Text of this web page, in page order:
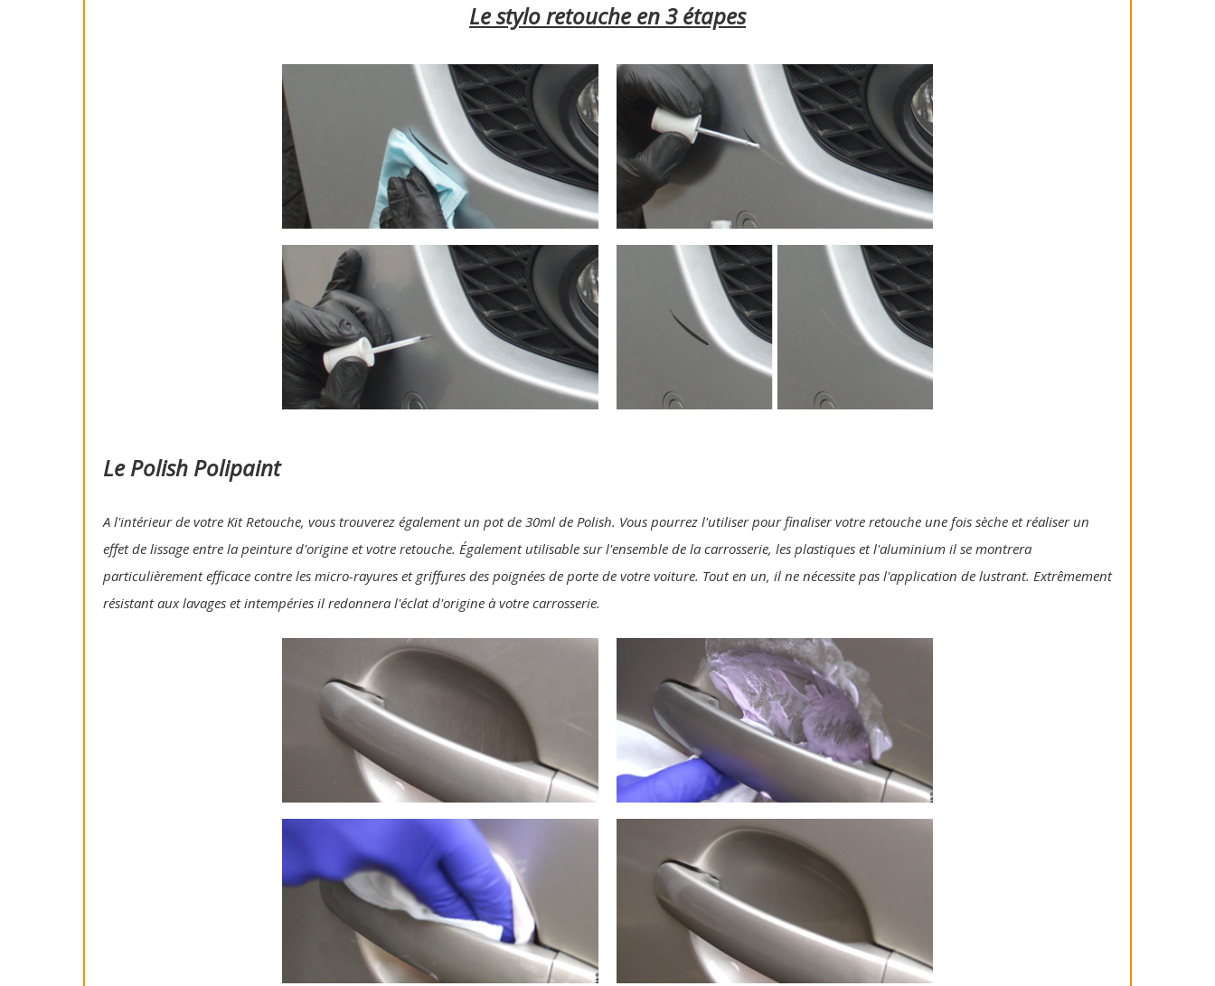
Le stylo retouche en 3 étapes
Le Polish Polipaint
A l'intérieur de votre Kit Retouche, vous trouverez également un pot de 30ml de Polish. Vous pourrez l'utiliser pour finaliser votre retouche une fois sèche et réaliser un
effet de lissage entre la peinture d'origine et votre retouche. Également utilisable sur l'ensemble de la carrosserie, les plastiques et l'aluminium il se montrera
particulièrement efficace contre les micro-rayures et griffures des poignées de porte de votre voiture. Tout en un, il ne nécessite pas l'application de lustrant. Extrêmement
résistant aux lavages et intempéries il redonnera l'éclat d'origine à votre carrosserie.